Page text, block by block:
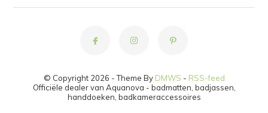
© Copyright 2026 - Theme By DMWS - RSS-feed
Officiële dealer van Aquanova - badmatten, badjassen,
handdoeken, badkameraccessoires